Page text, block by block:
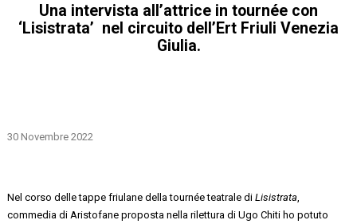
Una intervista all’attrice in tournée con
‘Lisistrata’ nel circuito dell’Ert Friuli Venezia
Giulia.
30 Novembre 2022
Nel corso delle tappe friulane dellatournéeteatrale diLisistrata
commedia di Aristofane proposta nella rilettura di Ugo Chiti ho potuto